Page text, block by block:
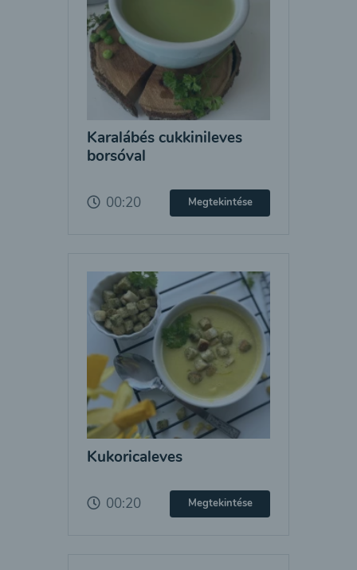
Karalábés cukkinileves
borsóval
00:20 Megtekintése
Kukoricaleves
00:20 Megtekintése